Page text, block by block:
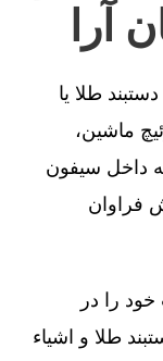
آرا
طلا یا
ماشین،
داخل سیفون
فراوان
را در
طلا و اشیاء